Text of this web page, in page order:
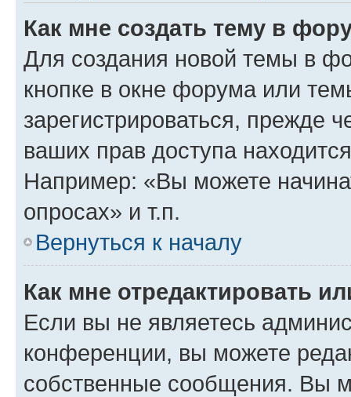
Как мне создать тему в
Для создания новой темы в
кнопке в окне форума или
зарегистрироваться, прежде
ваших прав доступа
Например: «Вы можете
опросах» и т.п.
Вернуться к началу
Как мне отредактировать
Если вы не являетесь
конференции, вы можете
собственные сообщения. Вы